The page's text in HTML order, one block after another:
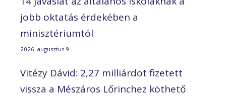
jobb oktatás érdekében a
minisztériumtól
2026. augusztus 9.
Vitézy Dávid: 2,27 milliárdot fizetett
vissza a Mészáros Lőrinchez köthető